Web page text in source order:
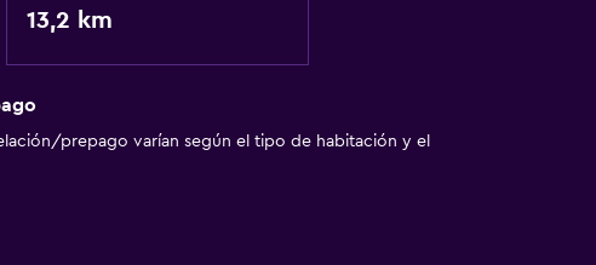
13,2 km
prepago varían según el tipo de habitación y el